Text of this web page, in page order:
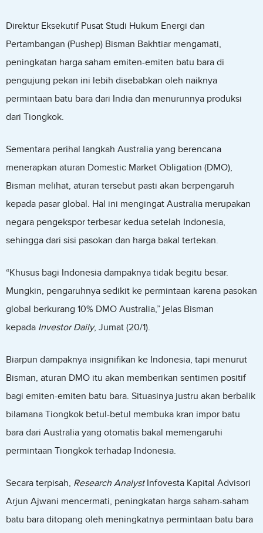
Direktur Eksekutif Pusat Studi Hukum Energi dan
Pertambangan (Pushep) Bisman Bakhtiar mengamati,
peningkatan harga saham emiten-emiten batu bara di
pengujung pekan ini lebih disebabkan oleh naiknya
permintaan batu bara dari India dan menurunnya produksi
dari Tiongkok.
Sementara perihal langkah Australia yang berencana
menerapkan aturan Domestic Market Obligation (DMO),
Bisman melihat, aturan tersebut pasti akan berpengaruh
kepada pasar global. Hal ini mengingat Australia merupakan
negara pengekspor terbesar kedua setelah Indonesia,
sehingga dari sisi pasokan dan harga bakal tertekan.
“Khusus bagi Indonesia dampaknya tidak begitu besar.
Mungkin, pengaruhnya sedikit ke permintaan karena pasokan
global berkurang 10% DMO Australia,” jelas Bisman
kepada Investor Daily, Jumat (20/1).
Biarpun dampaknya insignifikan ke Indonesia, tapi menurut
Bisman, aturan DMO itu akan memberikan sentimen positif
bagi emiten-emiten batu bara. Situasinya justru akan berbalik
bilamana Tiongkok betul-betul membuka kran impor batu
bara dari Australia yang otomatis bakal memengaruhi
permintaan Tiongkok terhadap Indonesia.
Secara terpisah, Research AnalystInfovesta Kapital Advisori
Arjun Ajwani mencermati, peningkatan harga saham-saham
batu bara ditopang oleh meningkatnya permintaan batu bara